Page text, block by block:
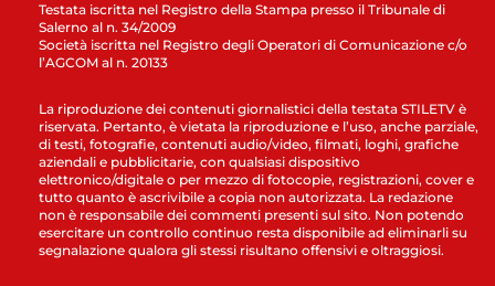
Testata iscritta nel Registro della Stampa presso il Tribunale di
Salerno al n. 34/2009
Società iscritta nel Registro degli Operatori di Comunicazione c/o
l’AGCOM al n. 20133
La riproduzione dei contenuti giornalistici della testata STILETV è
riservata. Pertanto, è vietata la riproduzione e l’uso, anche parziale,
di testi, fotografie, contenuti audio/video, filmati, loghi, grafiche
aziendali e pubblicitarie, con qualsiasi dispositivo
elettronico/digitale o per mezzo di fotocopie, registrazioni, cover e
tutto quanto è ascrivibile a copia non autorizzata. La redazione
non è responsabile dei commenti presenti sul sito. Non potendo
esercitare un controllo continuo resta disponibile ad eliminarli su
segnalazione qualora gli stessi risultano offensivi e oltraggiosi.